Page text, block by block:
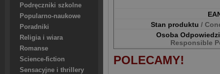
Podręczniki szkolne
Popularno-naukowe
Poradniki
Religia i wiara
Romanse
Science-fiction
Sensacyjne i thrillery
Stan produktu /
Osoba
Responsible
POLECAMY!